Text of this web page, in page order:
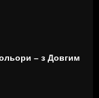
– з Довгим